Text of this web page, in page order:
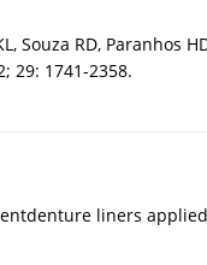
Souza RD,
29: 1741-2358.
liners